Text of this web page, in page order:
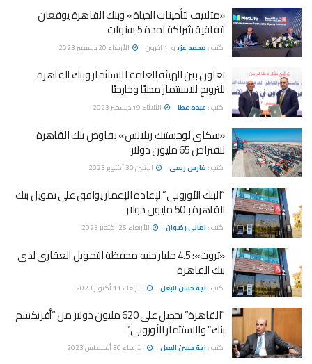
«متلايف لتأمينات الحياة» وبنك القاهرة يوقعان
اتفاقية شراكة لمدة 5 سنوات
كتب : محمد عزبو 1 اخرون الأربعاء 20 ديسمبر 2023
تعاون بين الهيئة العامة للاستثمار وبنك القاهرة
للترويج للاستثمار محليًا وخارجيًا
كتب : عبده عطا الثلاثاء 19 ديسمبر 2023
«سكاى لوجستيك ريلانس» يفاوض بنك القاهرة
لاقتراض 65 مليون دولار
كتب : فارس ربعى الإثنين 30 أكتوبر 2023
“البنك الأوروبى” لإعادة الإعمار يوافق على تمويل بنك
القاهرة بـ50 مليون دولار
كتب : امانى رضوان الأربعاء 25 أكتوبر 2023
«ثروت»: 4.5 مليار جنيه محفظة التمويل العقارى لدى
بنك القاهرة
كتب : اية حسن البعل الأربعاء 11 أكتوبر 2023
“القاهرة” يحصل على 620 مليون دولار من “أفريكسم
بنك” والاستثمار الأوروبى”
كتب : اية حسن البعل الأربعاء 30 أغسطس 2023